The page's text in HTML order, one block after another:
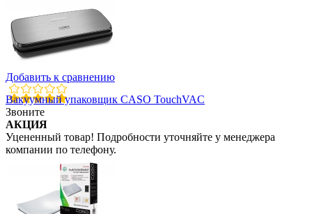
Добавить к сравнению
Вакуумный упаковщик CASO TouchVAC
Звоните
АКЦИЯ
Уцененный товар! Подробности уточняйте у менеджера
компании по телефону.